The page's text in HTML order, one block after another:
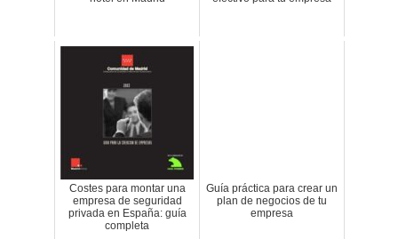
Costes para montar una
empresa de seguridad
privada en España: guía
completa
Guía práctica para crear un
plan de negocios de tu
empresa